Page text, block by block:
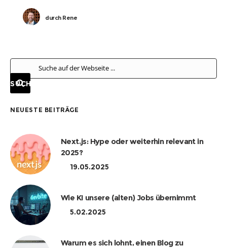
neue Anforderungen an Leistung und
Flexibilität. Kotlin Multiplattform von JetBrains
durchRene
NEUESTE BEITRÄGE
Next.js: Hype oder weiterhin relevant in
2025?
19.05.2025
Wie KI unsere (alten) Jobs übernimmt
5.02.2025
Warum es sich lohnt, einen Blog zu